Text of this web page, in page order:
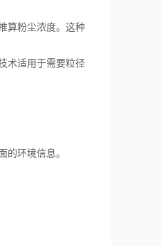
算粉尘浓度。这种
术适用于需要粒径
环境信息。